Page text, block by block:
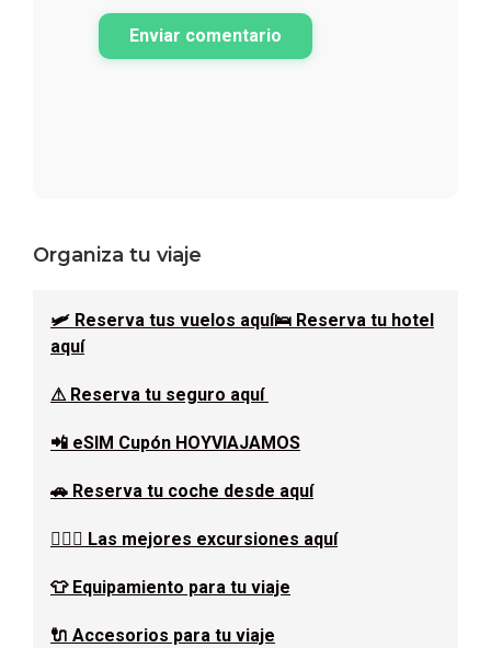
Enviar comentario
Barra
principal
Organiza tu viaje
🛩 Reserva tus vuelos aquí🛌 Reserva tu hotel
aquí
⚠ Reserva tu seguro aquí
📲 eSIM Cupón HOYVIAJAMOS
🚗 Reserva tu coche desde aquí
🚶🏿‍♂️ Las mejores excursiones aquí
👕 Equipamiento para tu viaje
🔌 Accesorios para tu viaje